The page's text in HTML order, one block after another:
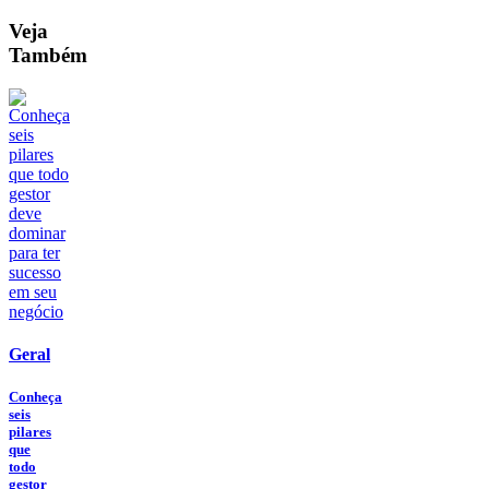
Veja
Também
Geral
Conheça
seis
pilares
que
todo
gestor